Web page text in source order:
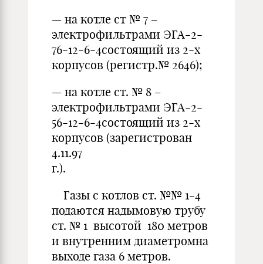
— на котле ст № 7 –
электрофильтрами ЭГА-2-
76-12-6-4состоящий из 2-х
корпусов (регистр.№ 2646);
— на котле ст. № 8 –
электрофильтрами ЭГА-2-
56-12-6-4состоящий из 2-х
корпусов (зарегистрован
4.11.97
г.).
Газы с котлов ст. №№ 1-4
подаются надымовую трубу
ст. № 1 высотой 180 метров
и внутренним диаметромна
выходе газа 6 метров.